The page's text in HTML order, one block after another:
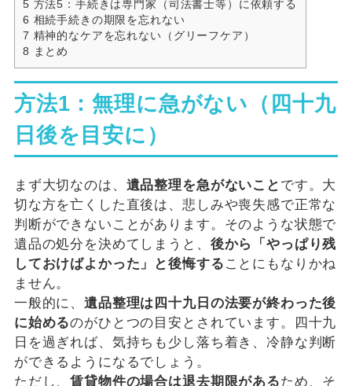
5 方法5：手続きは専門家（司法書士等）に依頼する
6 相続手続きの期限を忘れない
7 精神的なケアを忘れない（グリーフケア）
8 まとめ
方法1：無理に急がない（四十九
日後を目安に）
まず大切なのは、 遺品整理を急がないこと です。大
切な方を亡くした直後は、悲しみや喪失感で正常な
判断ができないことがあります。そのような状態で
遺品の処分を決めてしまうと、 後から「やっぱり残
しておけばよかった」と後悔する ことにもなりかね
ません。
一般的に、遺品整理は四十九日の法要が終わった後
に始めるのがひとつの目安とされています。四十九
日を過ぎれば、気持ちも少し落ち着き、冷静な判断
ができるようになるでしょう。
ただし、賃貸物件の場合は退去期限があるため、そ